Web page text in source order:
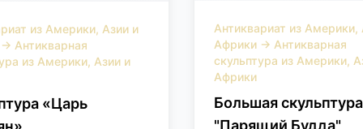
из Америки, Азии и
→ Антикварная
из Америки, Азии и
«Царь
Антиквариат из Америки,
Африки → Антикварная
скульптура из Америки,
Африки
Большая скульптура